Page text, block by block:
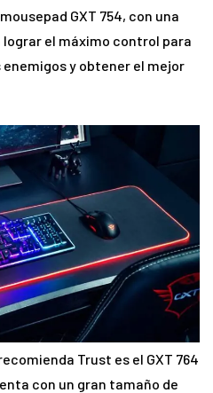
GXT 754, con una
el máximo control para
y obtener el mejor
Trust es el GXT 764
con un gran tamaño de